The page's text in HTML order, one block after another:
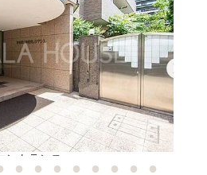
売りたい
空間デザイン事例
6つの強み
会社概要
エントランス